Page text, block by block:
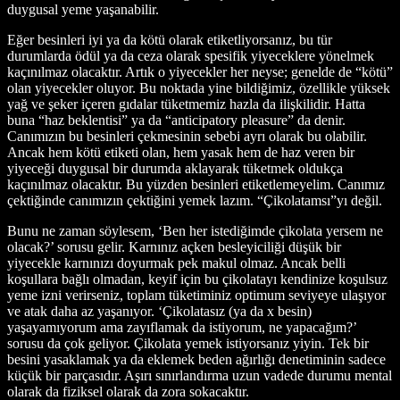
duygusal yeme yaşanabilir.
Eğer besinleri iyi ya da kötü olarak etiketliyorsanız, bu tür
durumlarda ödül ya da ceza olarak spesifik yiyeceklere yönelmek
kaçınılmaz olacaktır. Artık o yiyecekler her neyse; genelde de “kötü”
olan yiyecekler oluyor. Bu noktada yine bildiğimiz, özellikle yüksek
yağ ve şeker içeren gıdalar tüketmemiz hazla da ilişkilidir. Hatta
buna “haz beklentisi” ya da “anticipatory pleasure” da denir.
Canımızın bu besinleri çekmesinin sebebi ayrı olarak bu olabilir.
Ancak hem kötü etiketi olan, hem yasak hem de haz veren bir
yiyeceği duygusal bir durumda aklayarak tüketmek oldukça
kaçınılmaz olacaktır. Bu yüzden besinleri etiketlemeyelim. Canımız
çektiğinde canımızın çektiğini yemek lazım. “Çikolatamsı”yı değil.
Bunu ne zaman söylesem, ‘Ben her istediğimde çikolata yersem ne
olacak?’ sorusu gelir. Karnınız açken besleyiciliği düşük bir
yiyecekle karnınızı doyurmak pek makul olmaz. Ancak belli
koşullara bağlı olmadan, keyif için bu çikolatayı kendinize koşulsuz
yeme izni verirseniz, toplam tüketiminiz optimum seviyeye ulaşıyor
ve atak daha az yaşanıyor. ‘Çikolatasız (ya da x besin)
yaşayamıyorum ama zayıflamak da istiyorum, ne yapacağım?’
sorusu da çok geliyor. Çikolata yemek istiyorsanız yiyin. Tek bir
besini yasaklamak ya da eklemek beden ağırlığı denetiminin sadece
küçük bir parçasıdır. Aşırı sınırlandırma uzun vadede durumu mental
olarak da fiziksel olarak da zora sokacaktır.